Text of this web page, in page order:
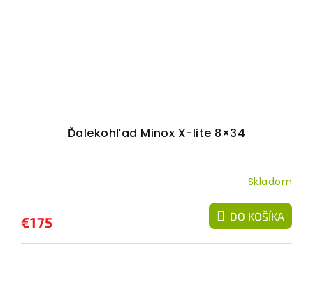
Ďalekohľad Minox X-lite 8×34
Skladom
€175 DO KOŠÍKA